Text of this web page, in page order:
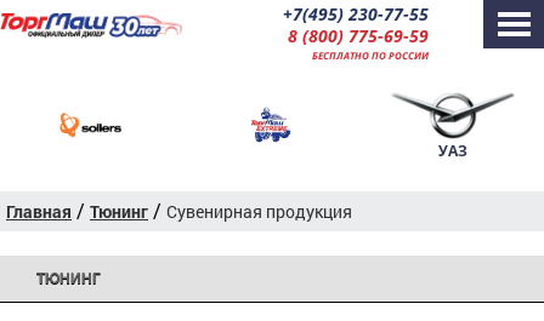
+7(495) 230-77-55
8 (800) 775-69-59
БЕСПЛАТНО ПО РОССИИ
УАЗ
Главная / Тюнинг / Сувенирная продукция
ТЮНИНГ